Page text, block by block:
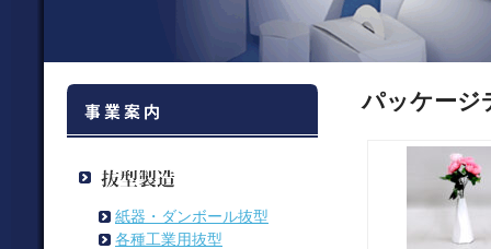
紙器・ダンボール抜型
各種工業用抜型
パッケージ